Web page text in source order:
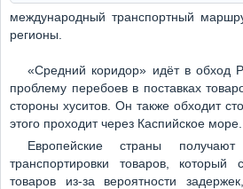
международный транспортный
регионы.
«Средний коридор» идёт в обход
проблему перебоев в поставках
стороны хуситов. Он также обходит
этого проходит через Каспийское море.
Европейские страны
транспортировки товаров, который
товаров из-за вероятности